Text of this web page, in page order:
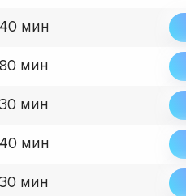
мин
мин
мин
мин
мин